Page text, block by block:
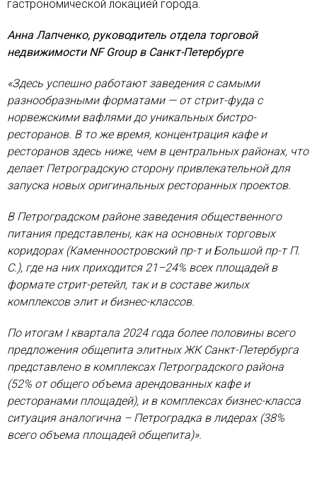
гастрономической локацией города.
Анна Лапченко, руководитель отдела торговой
недвижимости NF Group в Санкт-Петербурге
«Здесь успешно работают заведения с самыми
разнообразными форматами — от стрит-фуда с
норвежскими вафлями до уникальных бистро-
ресторанов. В то же время, концентрация кафе и
ресторанов здесь ниже, чем в центральных районах, что
делает Петроградскую сторону привлекательной для
запуска новых оригинальных ресторанных проектов.
В Петроградском районе заведения общественного
питания представлены, как на основных торговых
коридорах (Каменноостровский пр-т и Большой пр-т П.
С.), где на них приходится 21–24% всех площадей в
формате стрит-ретейл, так и в составе жилых
комплексов элит и бизнес-классов.
По итогам I квартала 2024 года более половины всего
предложения общепита элитных ЖК Санкт-Петербурга
представлено в комплексах Петроградского района
(52% от общего объема арендованных кафе и
ресторанами площадей), и в комплексах бизнес-класса
ситуация аналогична – Петроградка в лидерах (38%
всего объема площадей общепита)».